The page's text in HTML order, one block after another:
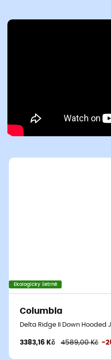
Ekologicky šetrné
Columbia
Delta Ridge II Down
3383,16 Kč 4589,00 Kč -